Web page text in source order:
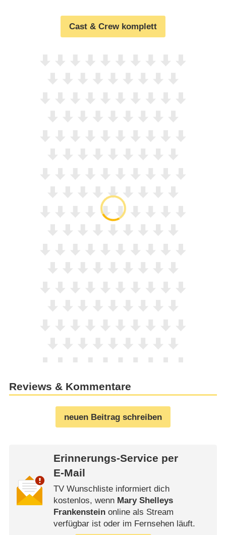
Cast & Crew komplett
Reviews & Kommentare
neuen Beitrag schreiben
Erinnerungs-Service per
E-Mail
TV Wunschliste informiert dich
kostenlos, wenn Mary Shelleys
Frankensteinonline als Stream
verfügbar ist oder im Fernsehen läuft.